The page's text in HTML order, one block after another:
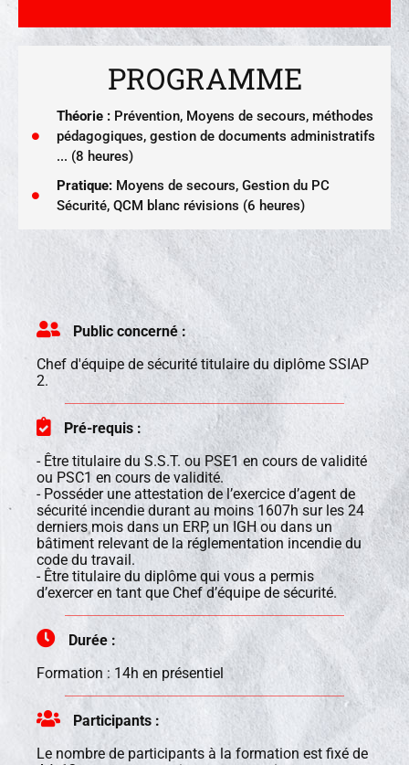
PROGRAMME
Théorie : Prévention, Moyens de secours, méthodes
pédagogiques, gestion de documents administratifs
... (8 heures)
Pratique: Moyens de secours, Gestion du PC
Sécurité, QCM blanc révisions (6 heures)
Public concerné :
Chef d'équipe de sécurité titulaire du diplôme SSIAP
2.
Pré-requis :
- Être titulaire du S.S.T. ou PSE1 en cours de validité
ou PSC1 en cours de validité.
- Posséder une attestation de l’exercice d’agent de
sécurité incendie durant au moins 1607h sur les 24
derniers mois dans un ERP, un IGH ou dans un
bâtiment relevant de la réglementation incendie du
code du travail.
- Être titulaire du diplôme qui vous a permis
d’exercer en tant que Chef d’équipe de sécurité.
Durée :
Formation : 14h en présentiel
Participants :
Le nombre de participants à la formation est fixé de